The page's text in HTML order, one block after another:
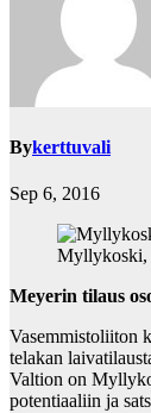
Bykerttuvali
Sep 6, 2016
Myllykoski,
Meyerin tilaus
Vasemmistoliiton
telakan
Valtion on
potentiaaliin ja